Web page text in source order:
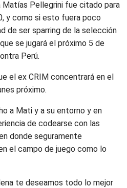
Pellegrini fue citado para
y como si esto fuera poco
de ser sparring de la selección
se jugará el próximo 5 de
Perú.
el ex CRIM concentrará en el
próximo.
a Mati y a su entorno y en
de codearse con las
donde seguramente
el campo de juego como lo
te deseamos todo lo mejor